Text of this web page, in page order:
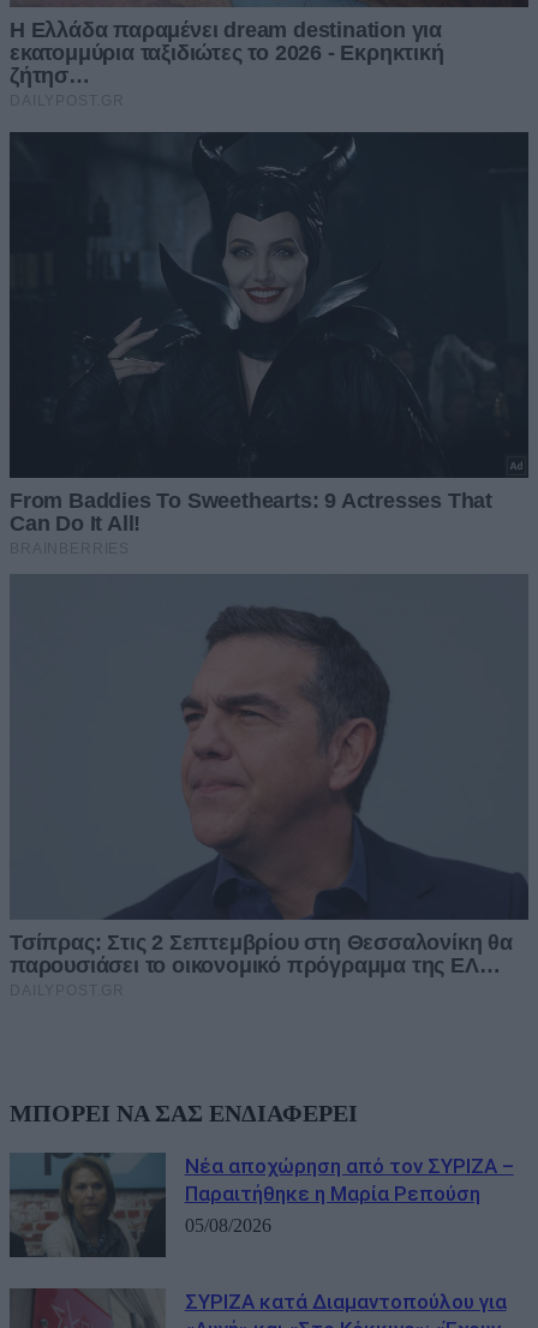
ΜΠΟΡΕΙ ΝΑ ΣΑΣ ΕΝΔΙΑΦΕΡΕΙ
Νέα αποχώρηση από τον ΣΥΡΙΖΑ –
Παραιτήθηκε η Μαρία Ρεπούση
05/08/2026
ΣΥΡΙΖΑ κατά Διαμαντοπούλου για